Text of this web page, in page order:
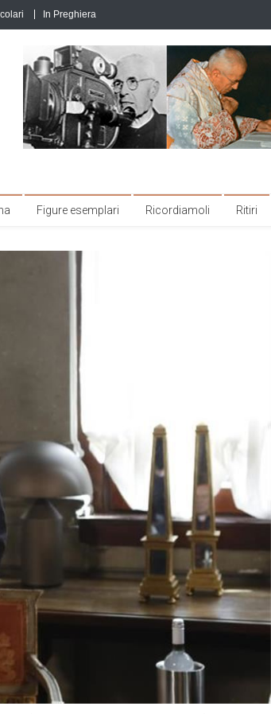
In Preghiera
Figure esemplari Ricordiamoli Ritiri